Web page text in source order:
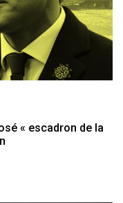
« escadron de la